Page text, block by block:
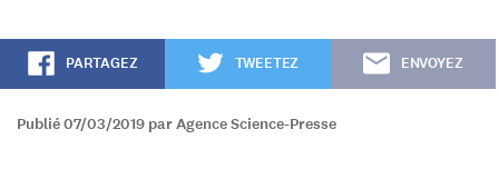
PARTAGEZ TWEETEZ ENVOYEZ
Publié 07/03/2019 par Agence Science-Presse